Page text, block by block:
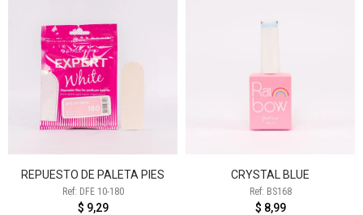
REPUESTO DE PALETA PIES
Ref: DFE 10-180
$ 9,29
CRYSTAL BLUE
Ref: BS168
$ 8,99